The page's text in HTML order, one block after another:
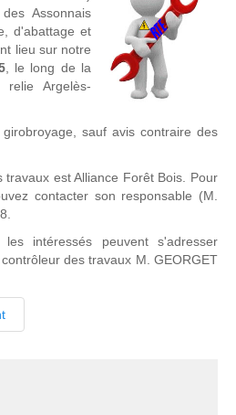
Assonnais
d'abattage et
lieu sur notre
, le long de la
relie Argelès-
sauf avis contraire des
est Alliance Forêt Bois. Pour
contacter son responsable (M.
intéressés peuvent s'adresser
des travaux M. GEORGET